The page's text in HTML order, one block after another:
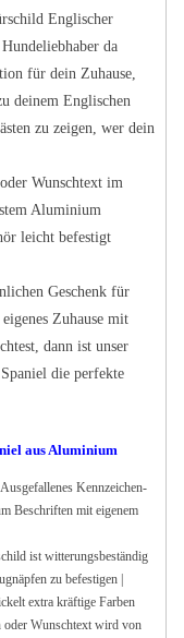
Englischer
da
für dein Zuhause,
deinem Englischen
zu zeigen, wer dein
Wunschtext im
Aluminium
leicht befestigt
Geschenk für
Zuhause mit
dann ist unser
die perfekte
aus Aluminium
Kennzeichen-
Beschriften mit eigenem
ist witterungsbeständig
zu befestigen |
extra kräftige Farben
Wunschtext wird von